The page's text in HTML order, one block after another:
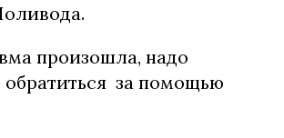
произошла, надо
обратиться за помощью